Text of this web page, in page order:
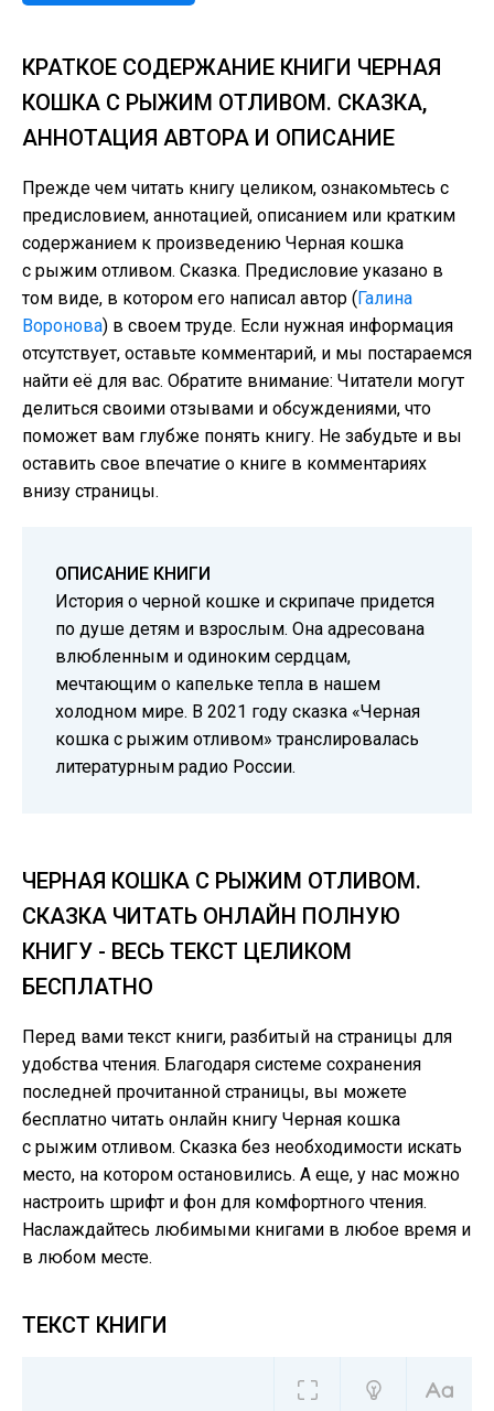
КРАТКОЕ СОДЕРЖАНИЕ КНИГИ ЧЕРНАЯ
КОШКА С РЫЖИМ ОТЛИВОМ. СКАЗКА,
АННОТАЦИЯ АВТОРА И ОПИСАНИЕ
Прежде чем читать книгу целиком, ознакомьтесь с
предисловием, аннотацией, описанием или кратким
содержанием к произведению Черная кошка
с рыжим отливом. Сказка. Предисловие указано в
том виде, в котором его написал автор (Галина
Воронова) в своем труде. Если нужная информация
отсутствует, оставьте комментарий, и мы постараемся
найти её для вас. Обратите внимание: Читатели могут
делиться своими отзывами и обсуждениями, что
поможет вам глубже понять книгу. Не забудьте и вы
оставить свое впечатие о книге в комментариях
внизу страницы.
ОПИСАНИЕ КНИГИ
История о черной кошке и скрипаче придется
по душе детям и взрослым. Она адресована
влюбленным и одиноким сердцам,
мечтающим о капельке тепла в нашем
холодном мире. В 2021 году сказка «Черная
кошка с рыжим отливом» транслировалась
литературным радио России.
ЧЕРНАЯ КОШКА С РЫЖИМ ОТЛИВОМ.
СКАЗКА ЧИТАТЬ ОНЛАЙН ПОЛНУЮ
КНИГУ - ВЕСЬ ТЕКСТ ЦЕЛИКОМ
БЕСПЛАТНО
Перед вами текст книги, разбитый на страницы для
удобства чтения. Благодаря системе сохранения
последней прочитанной страницы, вы можете
бесплатно читать онлайн книгу Черная кошка
с рыжим отливом. Сказка без необходимости искать
место, на котором остановились. А еще, у нас можно
настроить шрифт и фон для комфортного чтения.
Наслаждайтесь любимыми книгами в любое время и
в любом месте.
ТЕКСТ КНИГИ